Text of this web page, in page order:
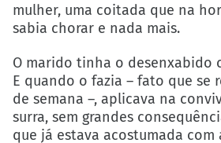
mulher, uma coitada que na
sabia chorar e nada mais.
O marido tinha o desenxabido
E quando o fazia – fato que se
de semana –, aplicava na
surra, sem grandes
que já estava acostumada com